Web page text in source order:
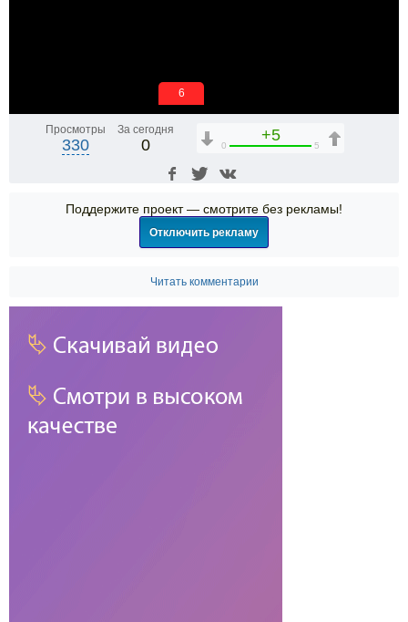
6
Просмотры
330
За сегодня
0
+5
0 5
Поддержите проект — смотрите без рекламы!
Отключить рекламу
Читать комментарии